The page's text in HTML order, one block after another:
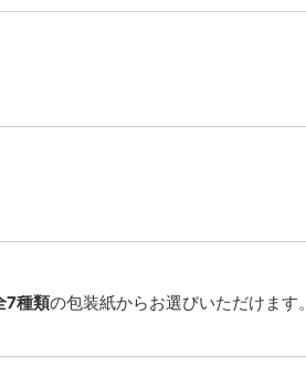
7種類の包装紙からお選びいただけます。